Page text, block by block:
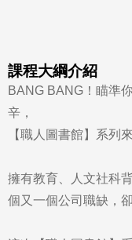
課程大綱介紹
BANG BANG！瞄準
辛，
【職人圖書館】系列
擁有教育、人文社科
個又一個公司職缺，